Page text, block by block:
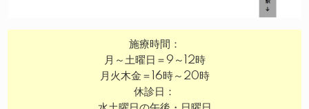
施療時間：
月～土曜日＝9～12時
月火木金＝16時～20時
休診日：